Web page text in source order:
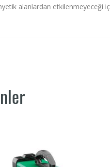
alanlardan etkilenmeyeceği